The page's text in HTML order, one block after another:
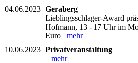
04.06.2023 Geraberg
Lieblingsschlager-Award
Hofmann, 13 - 17 Uhr im
Euro mehr
10.06.2023 Privatveranstaltung
mehr